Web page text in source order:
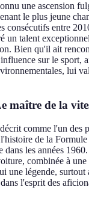
une ascension
le plus jeune
consécutifs entre
un talent
Bien qu'il ait
sur le sport,
lui
maître de la
comme l'un des
de la
dans les années
combinée à
une légende, surtout
l'esprit des